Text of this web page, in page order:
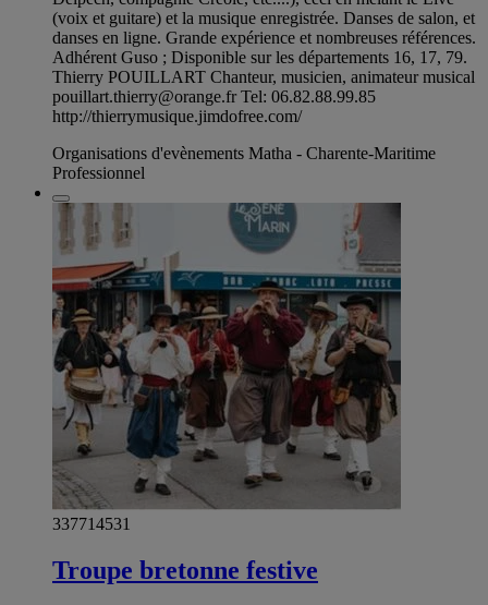
(voix et guitare) et la musique enregistrée. Danses de salon, et
danses en ligne. Grande expérience et nombreuses références.
Adhérent Guso ; Disponible sur les départements 16, 17, 79.
Thierry POUILLART Chanteur, musicien, animateur musical
pouillart.thierry@orange.frTel: 06.82.88.99.85
http://thierrymusique.jimdofree.com/
Organisations d'evènements Matha - Charente-Maritime
Professionnel
337714531
Troupe bretonne festive